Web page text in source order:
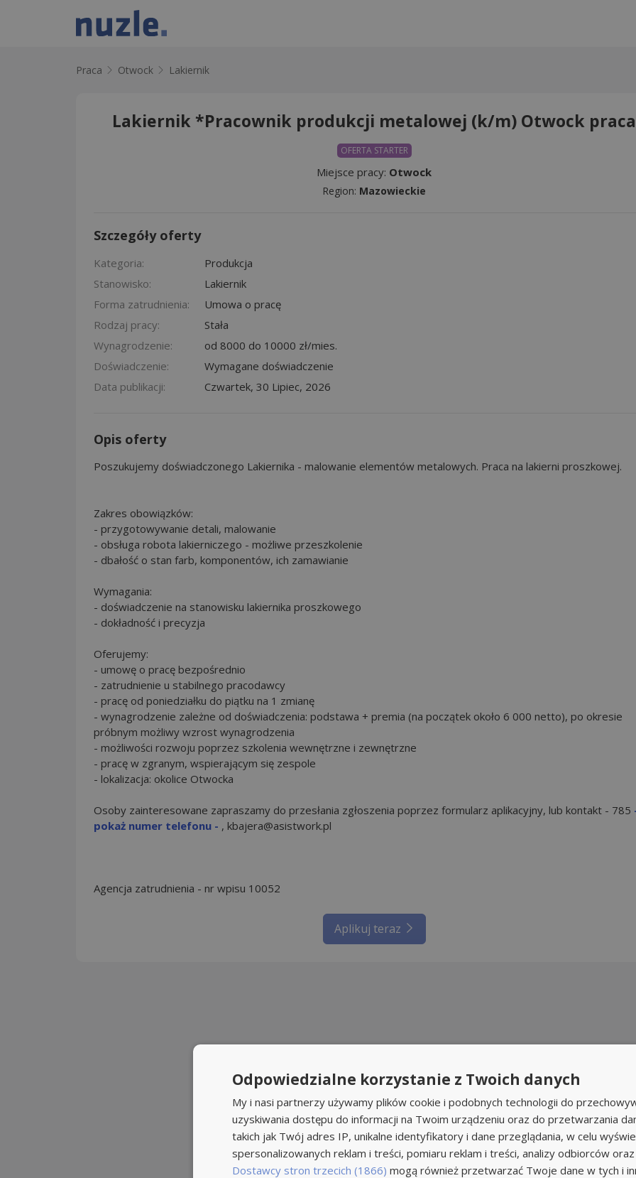
Praca Otwock Lakiernik
Lakiernik *Pracownik produkcji metalowej (k/m) Otwock praca
OFERTA STARTER
Miejsce pracy: Otwock
Region: Mazowieckie
Szczegóły oferty
Kategoria:
Produkcja
Stanowisko:
Lakiernik
Forma zatrudnienia:
Umowa o pracę
Rodzaj pracy:
Stała
Wynagrodzenie:
od 8000 do 10000 zł/mies.
Doświadczenie:
Wymagane doświadczenie
Data publikacji:
Czwartek, 30 Lipiec, 2026
Opis oferty
Poszukujemy doświadczonego Lakiernika - malowanie elementów metalowych. Praca na lakierni proszkowej.
Zakres obowiązków:
- przygotowywanie detali, malowanie
- obsługa robota lakierniczego - możliwe przeszkolenie
- dbałość o stan farb, komponentów, ich zamawianie
Wymagania:
- doświadczenie na stanowisku lakiernika proszkowego
- dokładność i precyzja
Oferujemy:
- umowę o pracę bezpośrednio
- zatrudnienie u stabilnego pracodawcy
- pracę od poniedziałku do piątku na 1 zmianę
- wynagrodzenie zależne od doświadczenia: podstawa + premia (na początek około 6 000 netto), po okresie
próbnym możliwy wzrost wynagrodzenia
- możliwości rozwoju poprzez szkolenia wewnętrzne i zewnętrzne
- pracę w zgranym, wspierającym się zespole
- lokalizacja: okolice Otwocka
Osoby zainteresowane zapraszamy do przesłania zgłoszenia poprzez formularz aplikacyjny, lub kontakt - 785
pokaż numer telefonu - , kbajera@asistwork.pl
Agencja zatrudnienia - nr wpisu 10052
Aplikuj teraz
Odpowiedzialne korzystanie z Twoich danych
My i nasi partnerzy używamy plików cookie i podobnych technologii do
uzyskiwania dostępu do informacji na Twoim urządzeniu oraz do przetwarzania
takich jak Twój adres IP, unikalne identyfikatory i dane przeglądania, w celu
spersonalizowanych reklam i treści, pomiaru reklam i treści, analizy odbiorców oraz
Dostawcy stron trzecich (1866) mogą również przetwarzać Twoje dane w tych i